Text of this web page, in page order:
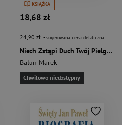
KSIĄŻKA
18,68 zł
24,90 zł - sugerowana cena detaliczna
Niech Zstąpi Duch Twój Pielgrzymki Ojca Świętego Jana Pawła II do Polski 40 rocznica Pierwszej pielgrzymki do Ojczyzny
Balon Marek
Chwilowo niedostępny